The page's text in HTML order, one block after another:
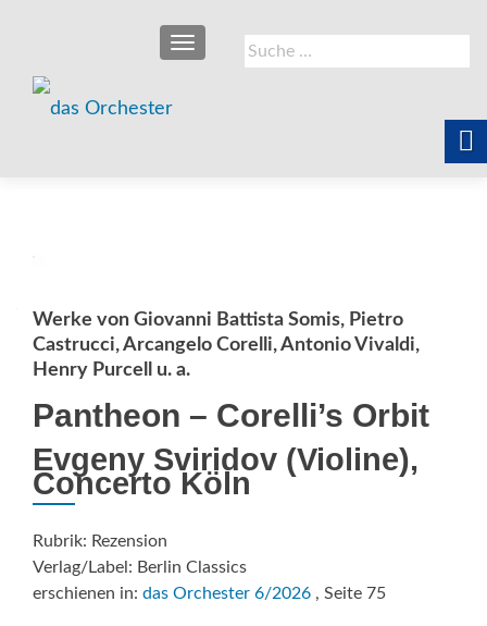
Suche
nach:
SCHALTE NAVIGATION
Werke von Giovanni Battista Somis, Pietro
Castrucci, Arcangelo Corelli, Antonio Vivaldi,
Henry Purcell u. a.
Pantheon – Corelli’s Orbit
Evgeny Sviridov (Violine),
Concerto Köln
Rubrik: Rezension
Verlag/Label: Berlin Classics
erschienen in: das Orchester 6/2026 , Seite 75